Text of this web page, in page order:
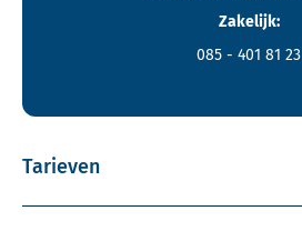
Zakelijk:
085 - 401 81 23
Tarieven